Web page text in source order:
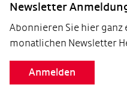
Newsletter
Abonnieren Sie hier ganz
monatlichen Newsletter
Anmelden